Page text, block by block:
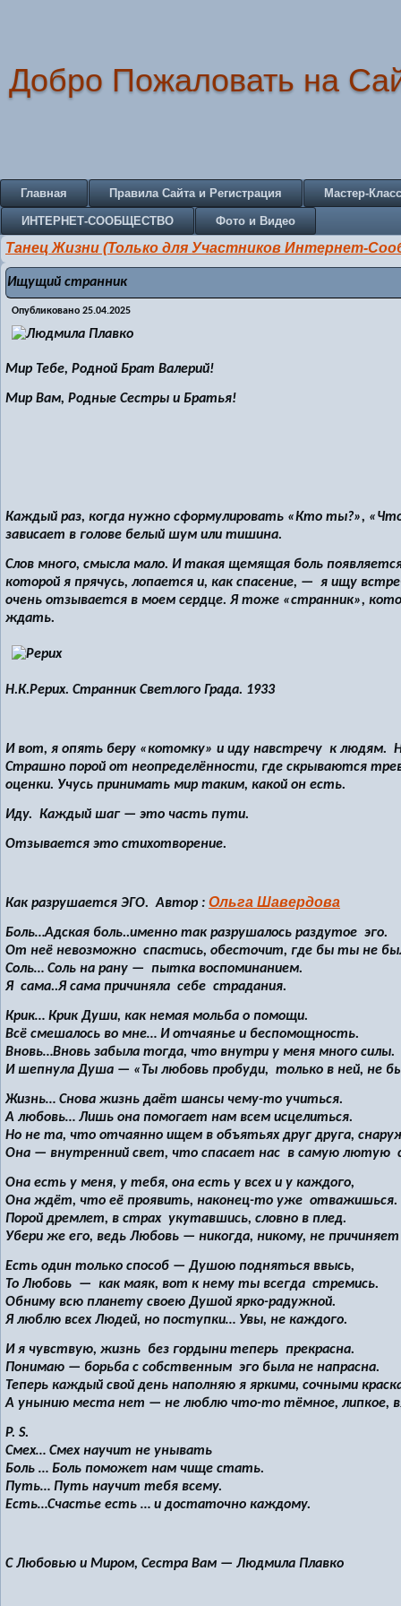
Добро Пожаловать на
Главная Правила Сайта и Регистрация Мастер-
ИНТЕРНЕТ-СООБЩЕСТВО Фото и Видео
Танец Жизни (Только для Участников Интернет-
Ищущий странник
Опубликовано 25.04.2025
Мир Тебе, Родной Брат Валерий!
Мир Вам, Родные Сестры и Братья!
Каждый раз, когда нужно сформулировать «Кто ты?»,
зависает в голове белый шум или тишина.
Слов много, смысла мало. И такая щемящая боль
которой я прячусь, лопается и, как спасение, — я ищу
очень отзывается в моем сердце. Я тоже «странник»,
ждать.
Н.К.Рерих. Странник Светлого Града. 1933
И вот, я опять беру «котомку» и иду навстречу к людям.
Страшно порой от неопределённости, где скрываются
оценки. Учусь принимать мир таким, какой он есть.
Иду. Каждый шаг — это часть пути.
Отзывается это стихотворение.
Как разрушается ЭГО. Автор : Ольга Шавердова
Боль…Адская боль..именно так разрушалось раздутое эго.
От неё невозможно спастись, обесточит, где бы ты не
Соль… Соль на рану — пытка воспоминанием.
Я сама..Я сама причиняла себе страдания.
Крик… Крик Души, как немая мольба о помощи.
Всё смешалось во мне… И отчаянье и беспомощность.
Вновь…Вновь забыла тогда, что внутри у меня много силы.
И шепнула Душа — «Ты любовь пробуди, только в ней, не
Жизнь… Снова жизнь даёт шансы чему-то учиться.
А любовь… Лишь она помогает нам всем исцелиться.
Но не та, что отчаянно ищем в объятьях друг друга,
Она — внутренний свет, что спасает нас в самую лютую
Она есть у меня, у тебя, она есть у всех и у каждого,
Она ждёт, что её проявить, наконец-то уже отважишься.
Порой дремлет, в страх укутавшись, словно в плед.
Убери же его, ведь Любовь — никогда, никому, не причиняет
Есть один только способ — Душою подняться ввысь,
То Любовь — как маяк, вот к нему ты всегда стремись.
Обниму всю планету своею Душой ярко-радужной.
Я люблю всех Людей, но поступки… Увы, не каждого.
И я чувствую, жизнь без гордыни теперь прекрасна.
Понимаю — борьба с собственным эго была не напрасна.
Теперь каждый свой день наполняю я яркими, сочными
А унынию места нет — не люблю что-то тёмное, липкое,
P. S.
Смех… Смех научит не унывать
Боль … Боль поможет нам чище стать.
Путь… Путь научит тебя всему.
Есть…Счастье есть … и достаточно каждому.
С Любовью и Миром, Сестра Вам — Людмила Плавко